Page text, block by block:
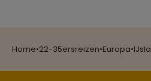
Home•22-35ersreizen•Europa•